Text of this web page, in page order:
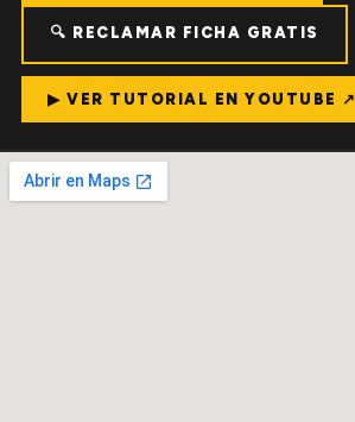
🔍 RECLAMAR FICHA GRATIS
▶ VER TUTORIAL EN YOUTUBE ↗